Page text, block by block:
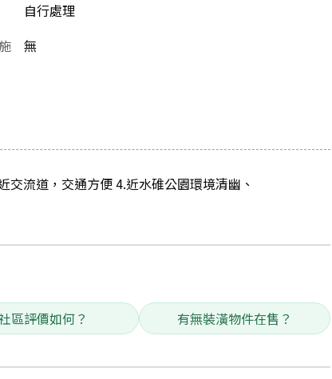
自行處理
無
流道，交通方便 4.近水碓公園環境清幽、
區評價如何？ 有無裝潢物件在售？